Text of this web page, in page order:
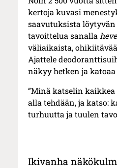
kertoja kuvasi
saavutuksista
tavoittelua sanalla
väliaikaista,
Ajattele
näkyy hetken ja
”Minä katselin
alla tehdään, ja katso:
turhuutta ja tuulen
Ikivanha